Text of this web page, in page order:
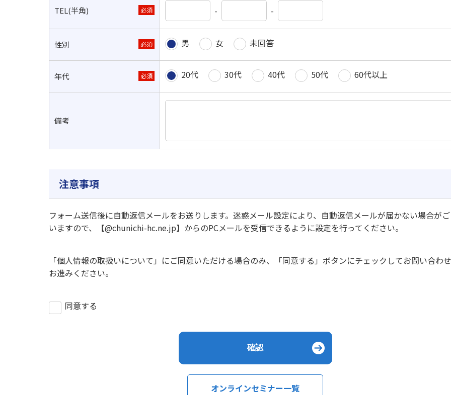
TEL(半角) 必須 - -
性別 必須 男 女 未回答
年代 必須 20代 30代 40代 50代 60代以上
備考
注意事項
フォーム送信後に自動返信メールをお送りします。迷惑メール設定により、自動返信メールが届かない場合が
いますので、【@chunichi-hc.ne.jp】からのPCメールを受信できるように設定を行ってください。
「個人情報の取扱いについて 」にご同意いただける場合のみ、「同意する」ボタンにチェックしてお問い合わ
お進みください。
同意する
オンラインセミナー一覧